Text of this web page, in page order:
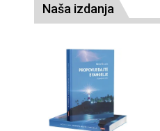
Naša izdanja